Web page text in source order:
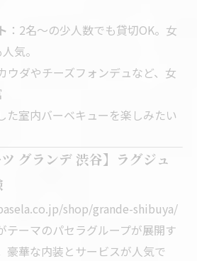
：2名～の少人数でも貸切OK。女
気。
ウダやチーズフォンデュなど、女
た室内バーベキューを楽しみたい
グランデ 渋谷】ラグジュ
shop/grande-shibuya/
テーマのパセラグループが展開す
豪華な内装とサービスが人気で